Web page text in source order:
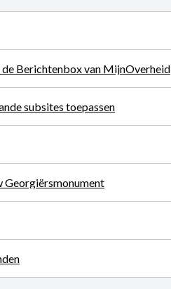
Berichtenbox van MijnOverheid
subsites toepassen
Georgiërsmonument